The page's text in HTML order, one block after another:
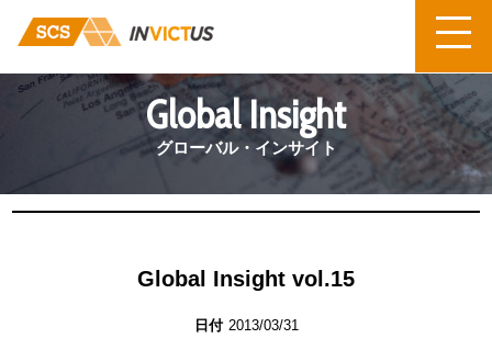
TOP ニュース グローバル・インサイト Global Insight vol.15
Global Insight
グローバル・インサイト
Global Insight vol.15
日付 2013/03/31